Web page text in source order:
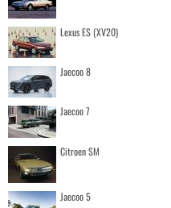
Lexus ES (XV20)
Jaecoo 8
Jaecoo 7
Citroen SM
Jaecoo 5